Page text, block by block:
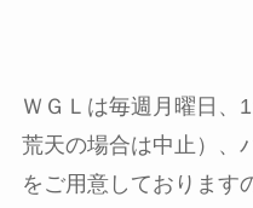
ＷＧＬは毎週月曜日、
荒天の場合は中止）、
をご用意しております